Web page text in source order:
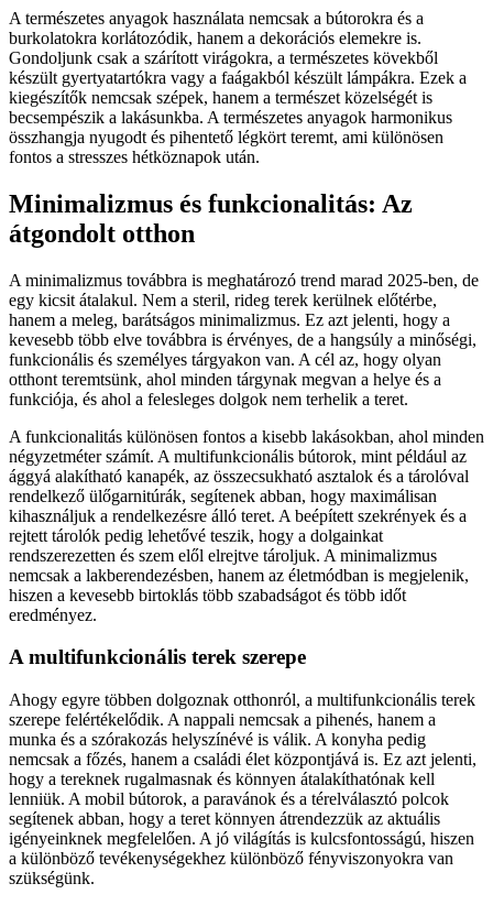
A természetes anyagok használata nemcsak a bútorokra és a
burkolatokra korlátozódik, hanem a dekorációs elemekre is.
Gondoljunk csak a szárított virágokra, a természetes kövekből
készült gyertyatartókra vagy a faágakból készült lámpákra. Ezek a
kiegészítők nemcsak szépek, hanem a természet közelségét is
becsempészik a lakásunkba. A természetes anyagok harmonikus
összhangja nyugodt és pihentető légkört teremt, ami különösen
fontos a stresszes hétköznapok után.
Minimalizmus és funkcionalitás: Az
átgondolt otthon
A minimalizmus továbbra is meghatározó trend marad 2025-ben, de
egy kicsit átalakul. Nem a steril, rideg terek kerülnek előtérbe,
hanem a meleg, barátságos minimalizmus. Ez azt jelenti, hogy a
kevesebb több elve továbbra is érvényes, de a hangsúly a minőségi,
funkcionális és személyes tárgyakon van. A cél az, hogy olyan
otthont teremtsünk, ahol minden tárgynak megvan a helye és a
funkciója, és ahol a felesleges dolgok nem terhelik a teret.
A funkcionalitás különösen fontos a kisebb lakásokban, ahol minden
négyzetméter számít. A multifunkcionális bútorok, mint például az
ággyá alakítható kanapék, az összecsukható asztalok és a tárolóval
rendelkező ülőgarnitúrák, segítenek abban, hogy maximálisan
kihasználjuk a rendelkezésre álló teret. A beépített szekrények és a
rejtett tárolók pedig lehetővé teszik, hogy a dolgainkat
rendszerezetten és szem elől elrejtve tároljuk. A minimalizmus
nemcsak a lakberendezésben, hanem az életmódban is megjelenik,
hiszen a kevesebb birtoklás több szabadságot és több időt
eredményez.
A multifunkcionális terek szerepe
Ahogy egyre többen dolgoznak otthonról, a multifunkcionális terek
szerepe felértékelődik. A nappali nemcsak a pihenés, hanem a
munka és a szórakozás helyszínévé is válik. A konyha pedig
nemcsak a főzés, hanem a családi élet központjává is. Ez azt jelenti,
hogy a tereknek rugalmasnak és könnyen átalakíthatónak kell
lenniük. A mobil bútorok, a paravánok és a térelválasztó polcok
segítenek abban, hogy a teret könnyen átrendezzük az aktuális
igényeinknek megfelelően. A jó világítás is kulcsfontosságú, hiszen
a különböző tevékenységekhez különböző fényviszonyokra van
szükségünk.